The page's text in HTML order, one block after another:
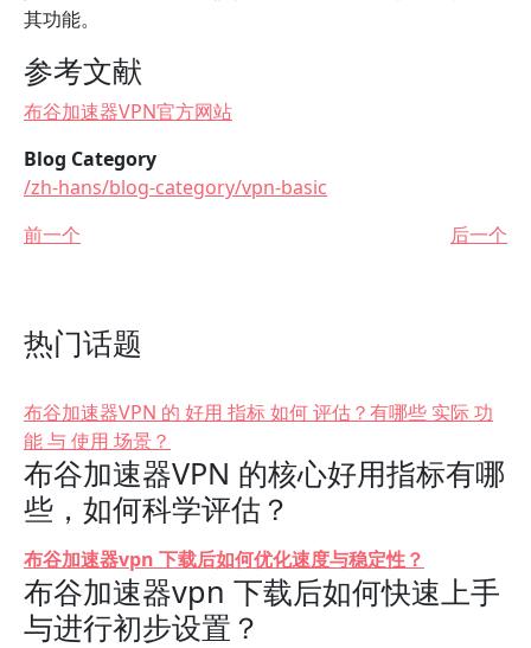
其功能。
参考文献
布谷加速器VPN官方网站
Blog Category
/zh-hans/blog-category/vpn-basic
前一个
后一个
热门话题
布谷加速器VPN 的 好用 指标 如何 评估？有哪些 实际 功
能 与 使用 场景？
布谷加速器VPN 的核心好用指标有哪
些，如何科学评估？
布谷加速器vpn 下载后如何优化速度与稳定性？
布谷加速器vpn 下载后如何快速上手
与进行初步设置？